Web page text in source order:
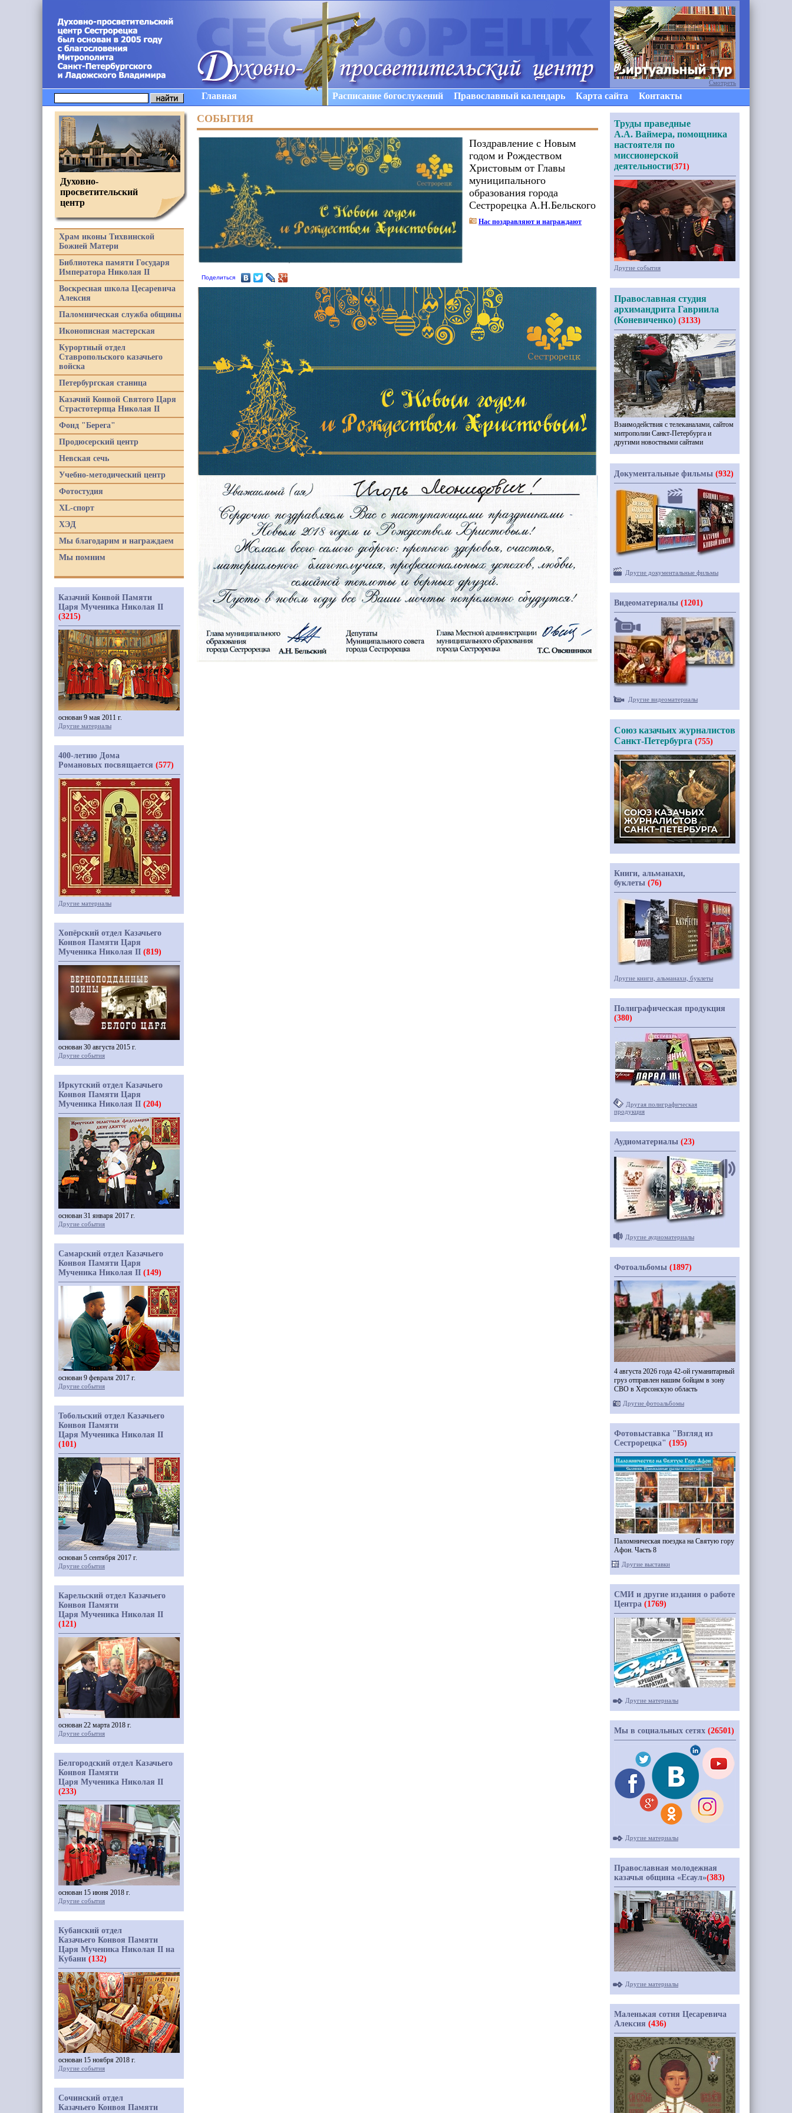
Главная Расписание богослужений Православный календарь Карта сайта Контакты
СОБЫТИЯ
Поделиться
Поздравление с Новым
годом и Рождеством
Христовым от Главы
муниципального
образования города
Сестрорецка А.Н.Бельского
Нас поздравляют и награждают
Духовно-
просветительский
центр
Храм иконы Тихвинской
Божией Матери
Библиотека памяти Государя
Императора Николая II
Воскресная школа Цесаревича
Алексия
Паломническая служба общины
Иконописная мастерская
Курортный отдел
Ставропольского казачьего
войска
Петербургская станица
Казачий Конвой Святого Царя
Страстотерпца Николая II
Фонд "Берега"
Продюсерский центр
Невская сечь
Учебно-методический центр
Фотостудия
XL-спорт
ХЭД
Мы благодарим и награждаем
Мы помним
Казачий Конвой Памяти
Царя Мученика Николая II
(3215)
основан 9 мая 2011 г.
Другие материалы
400-летию Дома
Романовых посвящается (577)
Другие материалы
Хопёрский отдел Казачьего
Конвоя Памяти Царя
Мученика Николая II (819)
основан 30 августа 2015 г.
Другие события
Иркутский отдел Казачьего
Конвоя Памяти Царя
Мученика Николая II (204)
основан 31 января 2017 г.
Другие события
Самарский отдел Казачьего
Конвоя Памяти Царя
Мученика Николая II (149)
основан 9 февраля 2017 г.
Другие события
Тобольский отдел Казачьего
Конвоя Памяти
Царя Мученика Николая II
(101)
основан 5 сентября 2017 г.
Другие события
Карельский отдел Казачьего
Конвоя Памяти
Царя Мученика Николая II
(121)
основан 22 марта 2018 г.
Другие события
Белгородский отдел Казачьего
Конвоя Памяти
Царя Мученика Николая II
(233)
основан 15 июня 2018 г.
Другие события
Кубанский отдел
Казачьего Конвоя Памяти
Царя Мученика Николая II на
Кубани (132)
основан 15 ноября 2018 г.
Другие события
Сочинский отдел
Казачьего Конвоя Памяти
Смотреть
Труды праведные
А.А. Ваймера, помощника
настоятеля по
миссионерской
деятельности(371)
Другие события
Православная студия
архимандрита Гавриила
(Коневиченко) (3133)
Взаимодействия с телеканалами, сайтом
митрополии Санкт-Петербурга и
другими новостными сайтами
Документальные фильмы (932)
Другие документальные фильмы
Видеоматериалы (1201)
Другие видеоматериалы
Союз казачьих журналистов
Санкт-Петербурга (755)
Книги, альманахи,
буклеты (76)
Другие книги, альманахи, буклеты
Полиграфическая продукция
(380)
Другая полиграфическая
продукция
Аудиоматериалы (23)
Другие аудиоматериалы
Фотоальбомы (1897)
4 августа 2026 года 42-ой гуманитарный
груз отправлен нашим бойцам в зону
СВО в Херсонскую область
Другие фотоальбомы
Фотовыставка "Взгляд из
Сестрорецка" (195)
Паломническая поездка на Святую гору
Афон. Часть 8
Другие выставки
СМИ и другие издания о работе
Центра (1769)
Другие материалы
Мы в социальных сетях (26501)
Другие материалы
Православная молодежная
казачья община «Есаул»(383)
Другие материалы
Маленькая сотня Цесаревича
Алексия (436)